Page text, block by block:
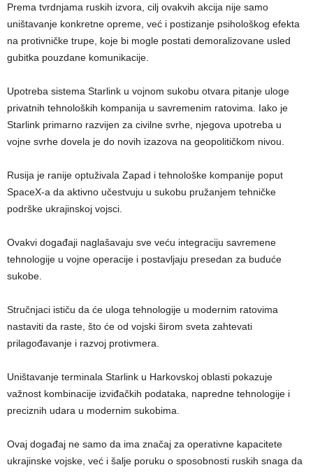
Prema tvrdnjama ruskih izvora, cilj ovakvih akcija nije samo
uništavanje konkretne opreme, već i postizanje psihološkog efekta
na protivničke trupe, koje bi mogle postati demoralizovane usled
gubitka pouzdane komunikacije.
Upotreba sistema Starlink u vojnom sukobu otvara pitanje uloge
privatnih tehnoloških kompanija u savremenim ratovima. Iako je
Starlink primarno razvijen za civilne svrhe, njegova upotreba u
vojne svrhe dovela je do novih izazova na geopolitičkom nivou.
Rusija je ranije optuživala Zapad i tehnološke kompanije poput
SpaceX-a da aktivno učestvuju u sukobu pružanjem tehničke
podrške ukrajinskoj vojsci.
Ovakvi događaji naglašavaju sve veću integraciju savremene
tehnologije u vojne operacije i postavljaju presedan za buduće
sukobe.
Stručnjaci ističu da će uloga tehnologije u modernim ratovima
nastaviti da raste, što će od vojski širom sveta zahtevati
prilagođavanje i razvoj protivmera.
Uništavanje terminala Starlink u Harkovskoj oblasti pokazuje
važnost kombinacije izviđačkih podataka, napredne tehnologije i
preciznih udara u modernim sukobima.
Ovaj događaj ne samo da ima značaj za operativne kapacitete
ukrajinske vojske, već i šalje poruku o sposobnosti ruskih snaga da